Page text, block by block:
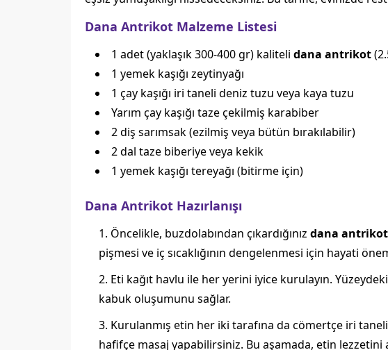
Dana Antrikot Malzeme Listesi
1 adet (yaklaşık 300-400 gr) kaliteli dana antrikot
1 yemek kaşığı zeytinyağı
1 çay kaşığı iri taneli deniz tuzu veya kaya tuzu
Yarım çay kaşığı taze çekilmiş karabiber
2 diş sarımsak (ezilmiş veya bütün bırakılabilir)
2 dal taze biberiye veya kekik
1 yemek kaşığı tereyağı (bitirme için)
Dana Antrikot Hazırlanışı
Öncelikle, buzdolabından çıkardığınız dana antrikot
pişmesi ve iç sıcaklığının dengelenmesi için hayati
Eti kağıt havlu ile her yerini iyice kurulayın.
kabuk oluşumunu sağlar.
Kurulanmış etin her iki tarafına da cömertçe iri
hafifçe masaj yapabilirsiniz. Bu aşamada, etin